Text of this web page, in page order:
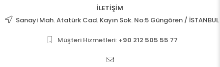
İLETİŞİM
Sanayi Mah. Atatürk Cad. Kayın Sok. No:5 Güngören / İSTANBUL
Müşteri Hizmetleri: +90 212 505 55 77